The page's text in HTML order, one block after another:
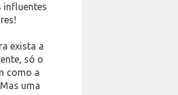
influentes
exista a
só o
como a
uma